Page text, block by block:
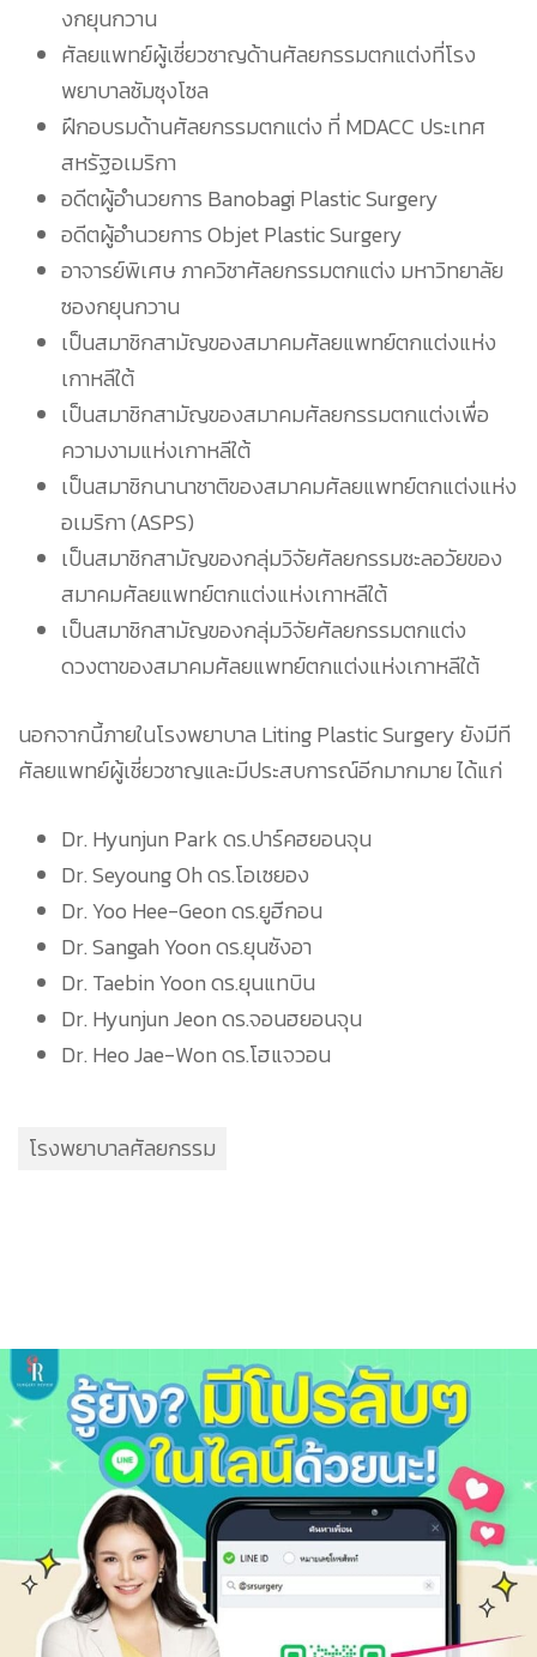
งกยุนกวาน
ศัลยแพทย์ผู้เชี่ยวชาญด้านศัลยกรรมตกแต่งที่โรง
พยาบาลซัมซุงโซล
ฝึกอบรมด้านศัลยกรรมตกแต่ง ที่ MDACC ประเทศ
สหรัฐอเมริกา
อดีตผู้อำนวยการ Banobagi Plastic Surgery
อดีตผู้อำนวยการ Objet Plastic Surgery
อาจารย์พิเศษ ภาควิชาศัลยกรรมตกแต่ง มหาวิทยาลัย
ซองกยุนกวาน
เป็นสมาชิกสามัญของสมาคมศัลยแพทย์ตกแต่งแห่ง
เกาหลีใต้
เป็นสมาชิกสามัญของสมาคมศัลยกรรมตกแต่งเพื่อ
ความงามแห่งเกาหลีใต้
เป็นสมาชิกนานาชาติของสมาคมศัลยแพทย์ตกแต่งแห่ง
อเมริกา (ASPS)
เป็นสมาชิกสามัญของกลุ่มวิจัยศัลยกรรมชะลอวัยของ
สมาคมศัลยแพทย์ตกแต่งแห่งเกาหลีใต้
เป็นสมาชิกสามัญของกลุ่มวิจัยศัลยกรรมตกแต่ง
ดวงตาของสมาคมศัลยแพทย์ตกแต่งแห่งเกาหลีใต้
นอกจากนี้ภายในโรงพยาบาล Liting Plastic Surgery ยังมีที
ศัลยแพทย์ผู้เชี่ยวชาญและมีประสบการณ์อีกมากมาย ได้แก่
Dr. Hyunjun Park ดร.ปาร์คฮยอนจุน
Dr. Seyoung Oh ดร.โอเซยอง
Dr. Yoo Hee-Geon ดร.ยูฮีกอน
Dr. Sangah Yoon ดร.ยุนซังอา
Dr. Taebin Yoon ดร.ยุนแทบิน
Dr. Hyunjun Jeon ดร.จอนฮยอนจุน
Dr. Heo Jae-Won ดร.โฮแจวอน
โรงพยาบาลศัลยกรรม